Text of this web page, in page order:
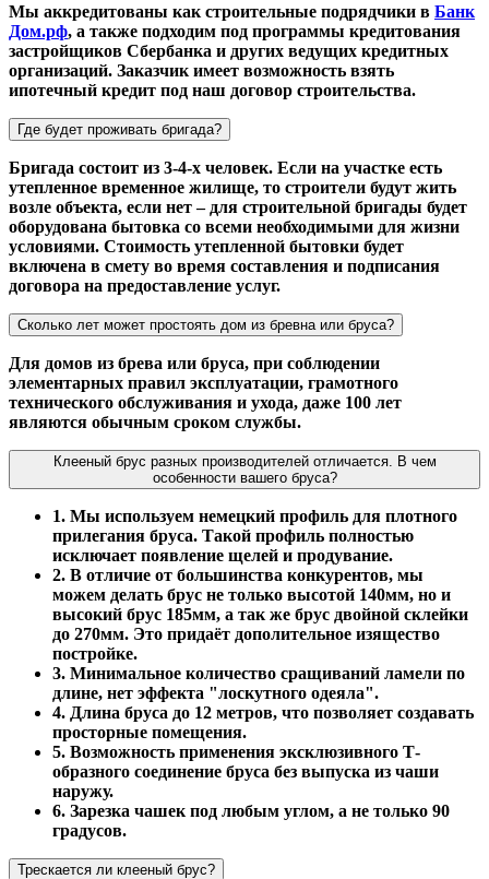
Мы аккредитованы как строительные подрядчики в Банк
Дом.рф, а также подходим под программы кредитования
застройщиков Сбербанка и других ведущих кредитных
организаций. Заказчик имеет возможность взять
ипотечный кредит под наш договор строительства.
Где будет проживать бригада?
Бригада состоит из 3-4-х человек. Если на участке есть
утепленное временное жилище, то строители будут жить
возле объекта, если нет – для строительной бригады будет
оборудована бытовка со всеми необходимыми для жизни
условиями. Стоимость утепленной бытовки будет
включена в смету во время составления и подписания
договора на предоставление услуг.
Сколько лет может простоять дом из бревна или бруса?
Для домов из брева или бруса, при соблюдении
элементарных правил эксплуатации, грамотного
технического обслуживания и ухода, даже 100 лет
являются обычным сроком службы.
Клееный брус разных производителей отличается. В чем
особенности вашего бруса?
1. Мы используем немецкий профиль для плотного
прилегания бруса. Такой профиль полностью
исключает появление щелей и продувание.
2. В отличие от большинства конкурентов, мы
можем делать брус не только высотой 140мм, но и
высокий брус 185мм, а так же брус двойной склейки
до 270мм. Это придаёт дополительное изящество
постройке.
3. Минимальное количество сращиваний ламели по
длине, нет эффекта "лоскутного одеяла".
4. Длина бруса до 12 метров, что позволяет создавать
просторные помещения.
5. Возможность применения эксклюзивного Т-
образного соединение бруса без выпуска из чаши
наружу.
6. Зарезка чашек под любым углом, а не только 90
градусов.
Трескается ли клееный брус?